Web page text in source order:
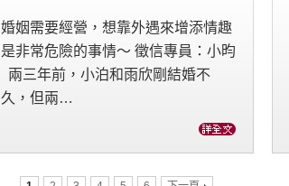
婚姻需要經營，想靠外遇來增添情趣
是非常危險的事情～ 徵信專員：小昀
兩三年前，小泊和雨欣剛結婚不
久，但兩…